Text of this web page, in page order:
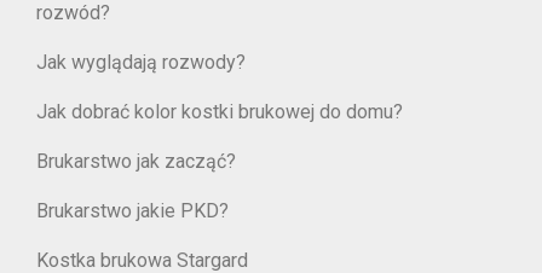
rozwód?
Jak wyglądają rozwody?
Jak dobrać kolor kostki brukowej do domu?
Brukarstwo jak zacząć?
Brukarstwo jakie PKD?
Kostka brukowa Stargard